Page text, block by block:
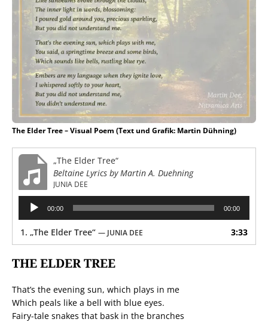
The Elder Tree – Visual Poem (Text und Grafik: Martin Dühning)
„The Elder Tree“
Beltaine Lyrics by Martin A. Duehning
JUNIA DEE
Audio-
Player
00:00 00:00
1. „The Elder Tree“ — JUNIA DEE 3:33
THE ELDER TREE
That’s the evening sun, which plays in me
Which peals like a bell with blue eyes.
Fairy-tale snakes that bask in the branches